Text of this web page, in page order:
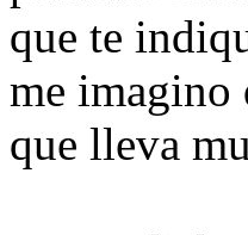
que te
me imagino
que lleva